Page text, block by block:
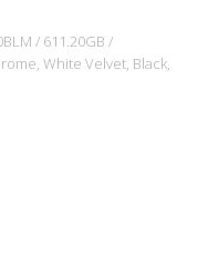
/ 611.20GB /
White Velvet, Black,